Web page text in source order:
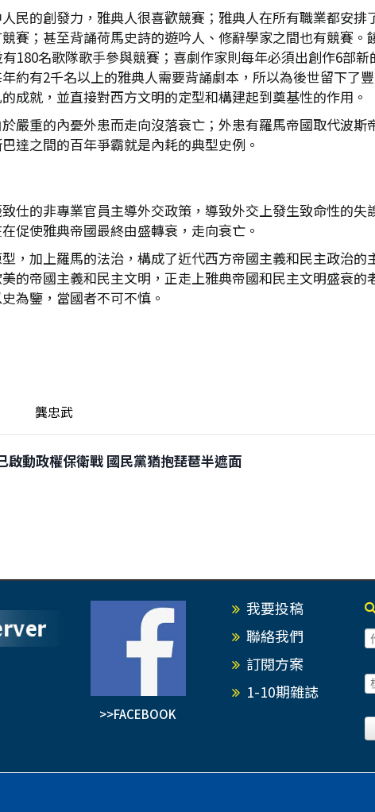
民的創發力，雅典人很喜歡競賽；雅典人在所有職業都安
賽；甚至背誦荷馬史詩的遊吟人、修辭學家之間也有競賽
180名歌隊歌手參與競賽；喜劇作家則每年必須出創作6部
約有2千名以上的雅典人需要背誦劇本，所以為後世留下了
成就，並直接對西方文明的定型和構建起到奠基性的作用。
嚴重的內憂外患而走向沒落衰亡；外患有羅馬帝國取代波
達之間的百年爭霸就是內耗的典型史例。
仕的非專業官員主導外交政策，導致外交上發生致命性的失
促使雅典帝國最終由盛轉衰，走向衰亡。
，加上羅馬的法治，構成了近代西方帝國主義和民主政治
的帝國主義和民主文明，正走上雅典帝國和民主文明盛衰
為鑒，當國者不可不慎。
龔忠武
動政權保衛戰 國民黨猶抱琵琶半遮面
>>FACEBOOK
我要投稿
聯絡我們
訂閱方案
1-10期雜誌